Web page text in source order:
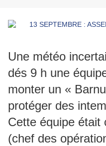
Une météo
dés 9 h une
monter un «
protéger des
Cette équipe était
(chef des